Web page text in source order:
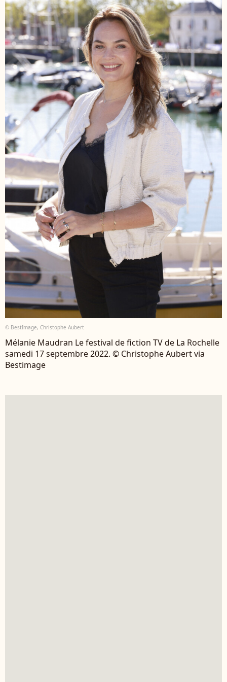
© BestImage, Christophe Aubert
Mélanie Maudran Le festival de fiction TV de La Rochelle
samedi 17 septembre 2022. © Christophe Aubert via
Bestimage